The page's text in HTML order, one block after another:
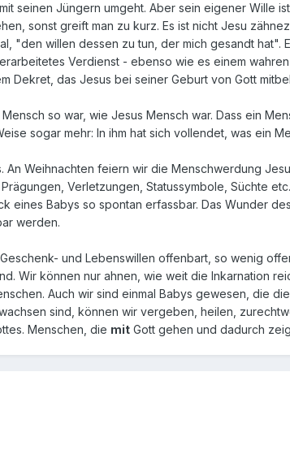
seinen Jüngern umgeht. Aber sein eigener Wille
sonst greift man zu kurz. Es ist nicht Jesu
"den willen dessen zu tun, der mich gesandt hat".
Verdienst - ebenso wie es einem
Dekret, das Jesus bei seiner Geburt von Gott
so war, wie Jesus Mensch war. Dass ein
sogar mehr: In ihm hat sich vollendet, was ein
Weihnachten feiern wir die Menschwerdung
Verletzungen, Statussymbole, Süchte
eines Babys so spontan erfassbar. Das Wunder
werden.
und Lebenswillen offenbart, so wenig
Wir können nur ahnen, wie weit die Inkarnation
Auch wir sind einmal Babys gewesen, die
sind, können wir vergeben, heilen,
Menschen, die mit Gott gehen und dadurch